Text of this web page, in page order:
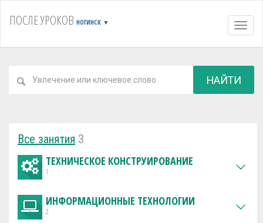
ПОСЛЕ УРОКОВ НОГИНСК ▼
НАЙТИ
Все занятия 3
ТЕХНИЧЕСКОЕ КОНСТРУИРОВАНИЕ
1
ИНФОРМАЦИОННЫЕ ТЕХНОЛОГИИ
2